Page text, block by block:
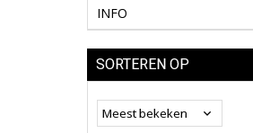
INFO
SORTEREN OP